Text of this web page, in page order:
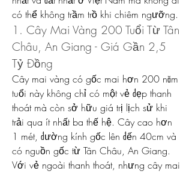
có thể không trầm trồ khi chiêm ngưỡng.
1. Cây Mai Vàng 200 Tuổi Từ Tân
Châu, An Giang - Giá Gần 2,5
Tỷ Đồng
Cây mai vàng có gốc mai hơn 200 năm
tuổi này không chỉ có một vẻ đẹp thanh
thoát mà còn sở hữu giá trị lịch sử khi
trải qua ít nhất ba thế hệ. Cây cao hơn
1 mét, đường kính gốc lên đến 40cm và
có nguồn gốc từ Tân Châu, An Giang.
Với vẻ ngoài thanh thoát, nhưng cây mai